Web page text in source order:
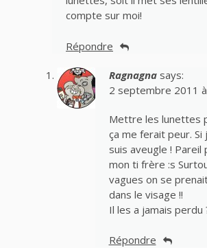
compte sur moi!
Répondre
Ragnagna says:
2 septembre 2011 à
Mettre les lunettes
ça me ferait peur.
suis aveugle ! Pareil
mon ti frère :s
vagues on se
dans le visage !!
Il les a jamais perdu
Répondre